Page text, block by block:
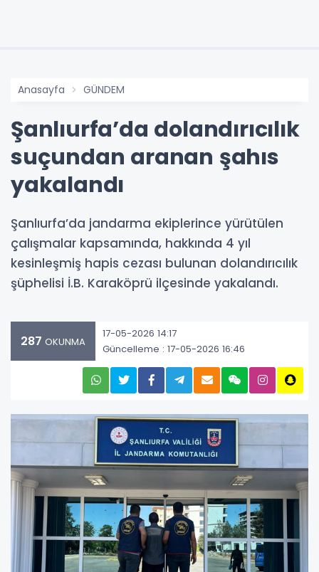
Anasayfa GÜNDEM
Şanlıurfa’da dolandırıcılık
suçundan aranan şahıs
yakalandı
Şanlıurfa’da jandarma ekiplerince yürütülen
çalışmalar kapsamında, hakkında 4 yıl
kesinleşmiş hapis cezası bulunan dolandırıcılık
şüphelisi İ.B. Karaköprü ilçesinde yakalandı.
287 OKUNMA
17-05-2026 14:17
Güncelleme : 17-05-2026 16:46